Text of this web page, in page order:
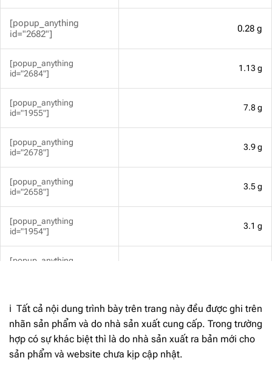
[popup_anything
id="2682"]
0.28 g
[popup_anything
id="2684"]
1.13 g
[popup_anything
id="1955"]
7.8 g
[popup_anything
id="2678"]
3.9 g
[popup_anything
id="2658"]
3.5 g
[popup_anything
id="1954"]
3.1 g
[popup_anything
id="1956"]
16.2 mg
[popup_anything
id="1974"]
47.8 mg
ℹ️ Tất cả nội dung trình bày trên trang này đều được ghi trên
nhãn sản phẩm và do nhà sản xuất cung cấp. Trong trường
hợp có sự khác biệt thì là do nhà sản xuất ra bản mới cho
sản phẩm và website chưa kịp cập nhật.